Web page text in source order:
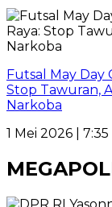
Futsal May Day
Stop Tawuran,
Narkoba
1 Mei 2026 |